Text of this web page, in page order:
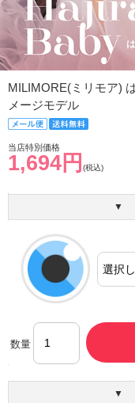
MILIMORE(ミリモア)
メージモデル
当店特別価格
1,694円 (税込)
▼
数量
▼